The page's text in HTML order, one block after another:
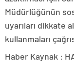
Müdürlüğünün
uyarıları dikkate
kullanmaları
Haber Kaynak :